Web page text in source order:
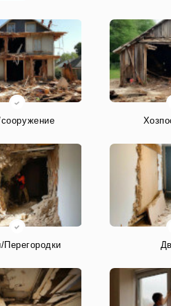
Перегородки